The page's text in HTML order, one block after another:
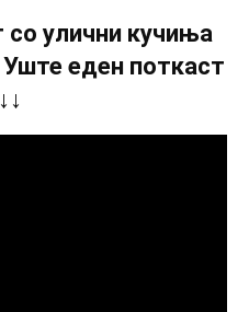
улични кучиња
еден поткаст